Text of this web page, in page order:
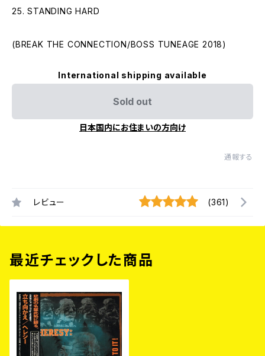
25. STANDING HARD
(BREAK THE CONNECTION/BOSS TUNEAGE 2018)
International shipping available
Sold out
日本国内にお住まいの方向け
通報する
レビュー (361)
最近チェックした商品